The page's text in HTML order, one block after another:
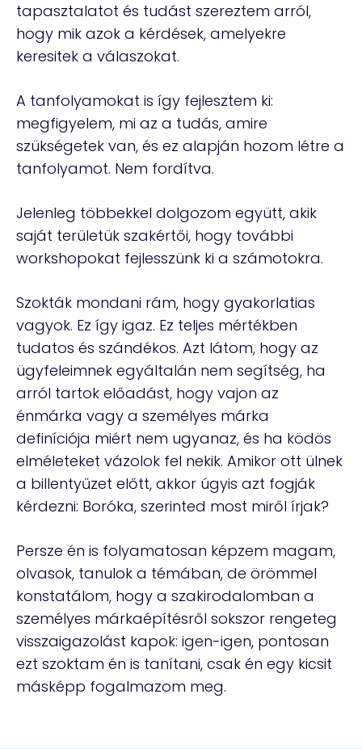
tapasztalatot és tudást szereztem arról,
hogy mik azok a kérdések, amelyekre
keresitek a válaszokat.
A tanfolyamokat is így fejlesztem ki:
megfigyelem, mi az a tudás, amire
szükségetek van, és ez alapján hozom létre a
tanfolyamot. Nem fordítva.
Jelenleg többekkel dolgozom együtt, akik
saját területük szakértői, hogy további
workshopokat fejlesszünk ki a számotokra.
Szokták mondani rám, hogy gyakorlatias
vagyok. Ez így igaz. Ez teljes mértékben
tudatos és szándékos. Azt látom, hogy az
ügyfeleimnek egyáltalán nem segítség, ha
arról tartok előadást, hogy vajon az
énmárka vagy a személyes márka
definíciója miért nem ugyanaz, és ha ködös
elméleteket vázolok fel nekik. Amikor ott ülnek
a billentyűzet előtt, akkor úgyis azt fogják
kérdezni: Boróka, szerinted most miről írjak?
Persze én is folyamatosan képzem magam,
olvasok, tanulok a témában, de örömmel
konstatálom, hogy a szakirodalomban a
személyes márkaépítésről sokszor rengeteg
visszaigazolást kapok: igen-igen, pontosan
ezt szoktam én is tanítani, csak én egy kicsit
másképp fogalmazom meg.